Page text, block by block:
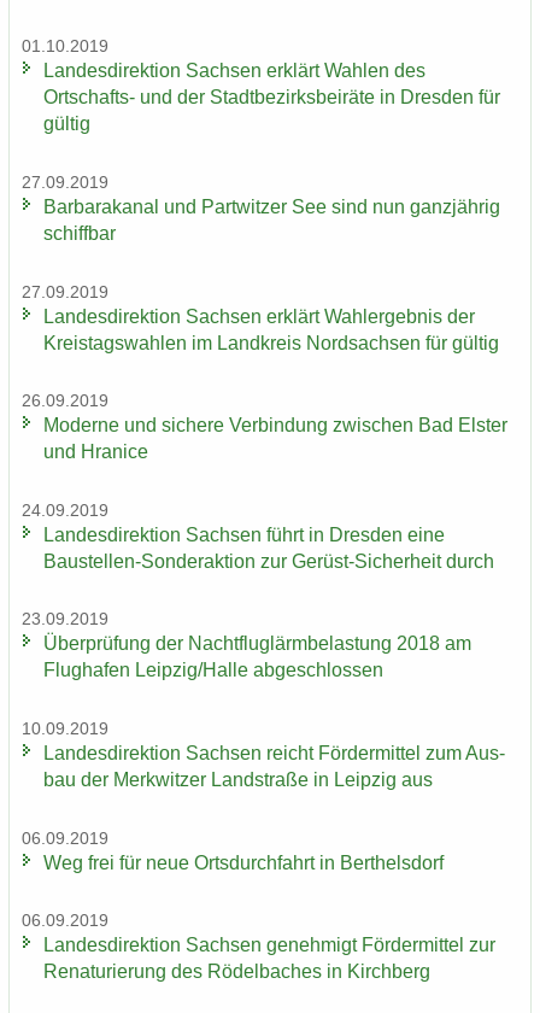
01.10.2019
Lan­des­di­rek­ti­on Sach­sen er­klärt Wah­len des
Ortschafts-​ und der Stadt­be­zirks­bei­rä­te in Dres­den für
gül­tig
27.09.2019
Bar­ba­ra­ka­nal und Part­wit­zer See sind nun ganz­jäh­rig
schiff­bar
27.09.2019
Lan­des­di­rek­ti­on Sach­sen er­klärt Wahl­er­geb­nis der
Kreis­tags­wah­len im Land­kreis Nord­sach­sen für gül­tig
26.09.2019
Mo­der­ne und si­che­re Ver­bin­dung zwi­schen Bad Els­ter
und Hra­nice
24.09.2019
Lan­des­di­rek­ti­on Sach­sen führt in Dres­den eine
Baustellen-​Sonderaktion zur Gerüst-​Sicherheit durch
23.09.2019
Über­prü­fung der Nacht­flug­lärm­be­las­tung 2018 am
Flug­ha­fen Leip­zig/Halle ab­ge­schlos­sen
10.09.2019
Lan­des­di­rek­ti­on Sach­sen reicht För­der­mit­tel zum Aus­
bau der Merk­wit­zer Land­stra­ße in Leip­zig aus
06.09.2019
Weg frei für neue Orts­durch­fahrt in Bert­hels­dorf
06.09.2019
Lan­des­di­rek­ti­on Sach­sen ge­neh­migt För­der­mit­tel zur
Re­na­tu­rie­rung des Rö­del­ba­ches in Kirch­berg